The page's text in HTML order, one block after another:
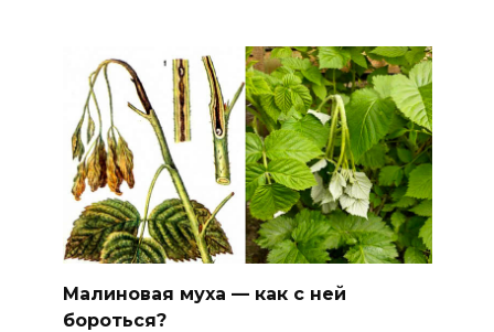
Малиновая муха — как с ней
бороться?